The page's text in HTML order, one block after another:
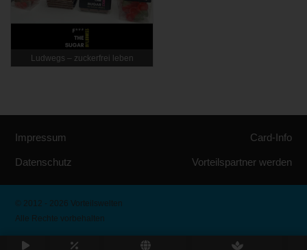
Ludwegs – zuckerfrei leben
Impressum
Datenschutz
Card-Info
Vorteilspartner werden
© 2012 - 2026 Vorteilswelten
Alle Rechte vorbehalten